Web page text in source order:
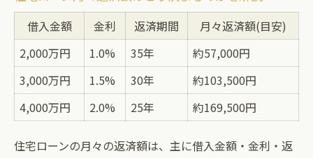
借入金額 金利 返済期間
月々返済額(目安)
2,000万円
1.0% 35年
約57,000円
3,000万円
1.5% 30年
約103,500円
4,000万円
2.0% 25年 約169,500円
住宅ローンの月々の返済額は、主に借入金額・金利・返